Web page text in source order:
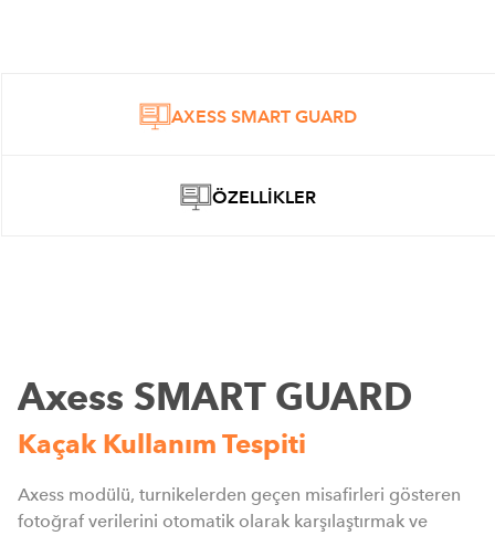
AXESS SMART GUARD
ÖZELLIKLER
Axess SMART GUARD
Kaçak Kullanım Tespiti
Axess modülü, turnikelerden geçen misafirleri gösteren
fotoğraf verilerini otomatik olarak karşılaştırmak ve